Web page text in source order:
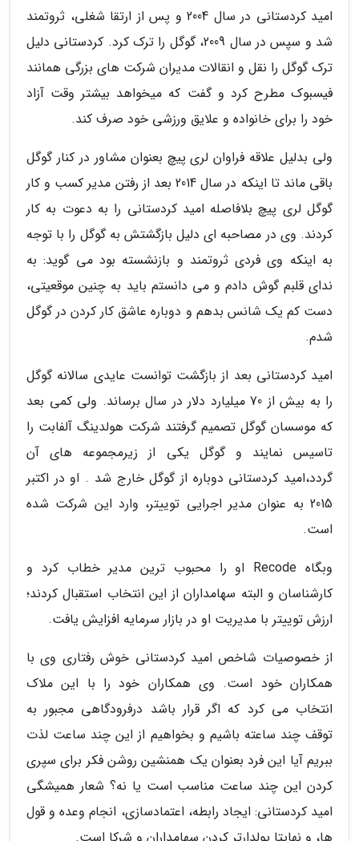
امید کردستانی در سال 2004 و پس از ارتقا شغلی، ثروتمند
شد و سپس در سال 2009، گوگل را ترک کرد. کردستانی دلیل
ترک گوگل را نقل و انقالات مدیران شرکت های بزرگی همانند
فیسبوک مطرح کرد و گفت که میخواهد بیشتر وقت آزاد
خود را برای خانواده و علایق ورزشی خود صرف کند.
ولی بدلیل علاقه فراوان لری پیچ بعنوان مشاور در کنار گوگل
باقی ماند تا اینکه در سال 2014 بعد از رفتن مدیر کسب و کار
گوگل لری پیچ بلافاصله امید کردستانی را به دعوت به کار
کردند. وی در مصاحبه ای دلیل بازگشتش به گوگل را با توجه
به اینکه وی فردی ثروتمند و بازنشسته بود می گوید: به
ندای قلبم گوش دادم و می دانستم باید به چنین موقعیتی،
دست کم یک شانس بدهم و دوباره عاشق کار کردن در گوگل
شدم.
امید کردستانی بعد از بازگشت توانست عایدی سالانه گوگل
را به بیش از 70 میلیارد دلار در سال برساند. ولی کمی بعد
که موسسان گوگل تصمیم گرفتند شرکت هولدینگ آلفابت را
تاسیس نمایند و گوگل یکی از زیرمجموعه های آن
گردد،امید کردستانی دوباره از گوگل خارج شد . او در اکتبر
2015 به عنوان مدیر اجرایی توییتر، وارد این شرکت شده
است.
وبگاه Recode او را محبوب ترین مدیر خطاب کرد و
کارشناسان و البته سهامداران از این انتخاب استقبال کردند؛
ارزش توییتر با مدیریت او در بازار سرمایه افزایش یافت.
از خصوصیات شاخص امید کردستانی خوش رفتاری وی با
همکاران خود است. وی همکاران خود را با این ملاک
انتخاب می کرد که اگر قرار باشد درفرودگاهی مجبور به
توقف چند ساعته باشیم و بخواهیم از این چند ساعت لذت
ببریم آیا این فرد بعنوان یک همنشین روشن فکر برای سپری
کردن این چند ساعت مناسب است یا نه؟ شعار همیشگی
امید کردستانی: ایجاد رابطه، اعتمادسازی، انجام وعده و قول